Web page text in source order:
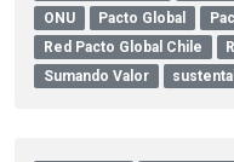
ONU Pacto Global
Red Pacto Global Chile
Sumando Valor